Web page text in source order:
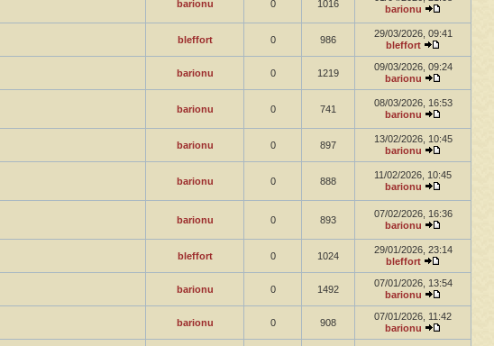
barionu 0 1016
barionu
bleffort 0 986
29/03/2026, 09:41
bleffort
barionu 0 1219
09/03/2026, 09:24
barionu
barionu 0 741
08/03/2026, 16:53
barionu
barionu 0 897
13/02/2026, 10:45
barionu
barionu 0 888
11/02/2026, 10:45
barionu
barionu 0 893
07/02/2026, 16:36
barionu
bleffort 0 1024
29/01/2026, 23:14
bleffort
barionu 0 1492
07/01/2026, 13:54
barionu
barionu 0 908
07/01/2026, 11:42
barionu